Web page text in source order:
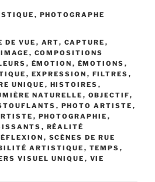
, PHOTOGRAPHE
DE VUE , ART, CAPTURE ,
, COMPOSITIONS
, ÉMOTION , ÉMOTIONS ,
, EXPRESSION , FILTRES ,
UNIQUE , HISTOIRES ,
NATURELLE , OBJECTIF,
, PHOTO ARTISTE ,
, PHOTOGRAPHIE ,
, RÉALITÉ
, SCÈNES DE RUE
ARTISTIQUE , TEMPS ,
VISUEL UNIQUE , VIE